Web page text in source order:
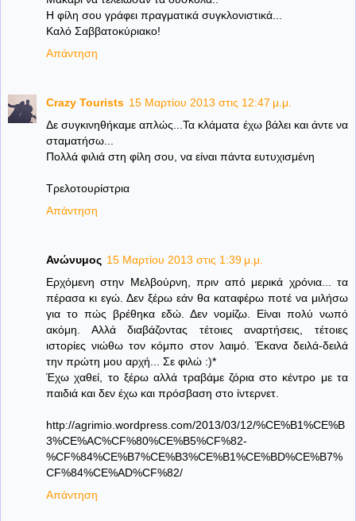
Η φίλη σου γράφει πραγματικά συγκλονιστικά...
Καλό Σαββατοκύριακο!
Απάντηση
Crazy Tourists 15 Μαρτίου 2013 στις 12:47 μ.μ.
Δε συγκινηθήκαμε απλώς...Τα κλάματα έχω βάλει και άντε να
σταματήσω...
Πολλά φιλιά στη φίλη σου, να είναι πάντα ευτυχισμένη
Τρελοτουρίστρια
Απάντηση
Ανώνυμος 15 Μαρτίου 2013 στις 1:39 μ.μ.
Ερχόμενη στην Μελβούρνη, πριν από μερικά χρόνια... τα
πέρασα κι εγώ. Δεν ξέρω εάν θα καταφέρω ποτέ να μιλήσω
για το πώς βρέθηκα εδώ. Δεν νομίζω. Είναι πολύ νωπό
ακόμη. Αλλά διαβάζοντας τέτοιες αναρτήσεις, τέτοιες
ιστορίες νιώθω τον κόμπο στον λαιμό. Έκανα δειλά-δειλά
την πρώτη μου αρχή... Σε φιλώ :)*
Έχω χαθεί, το ξέρω αλλά τραβάμε ζόρια στο κέντρο με τα
παιδιά και δεν έχω και πρόσβαση στο ίντερνετ.
http://agrimio.wordpress.com/2013/03/12/%CE%B1%CE%B
3%CE%AC%CF%80%CE%B5%CF%82-
%CF%84%CE%B7%CE%B3%CE%B1%CE%BD%CE%B7%
CF%84%CE%AD%CF%82/
Απάντηση